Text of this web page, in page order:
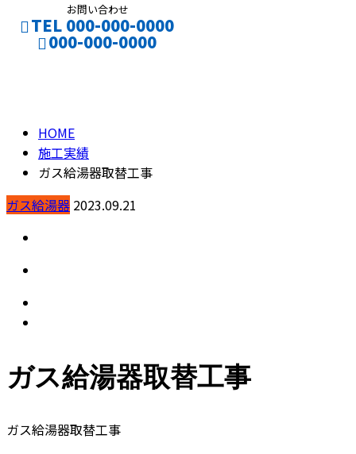
お問い合わせ
TEL 000-000-0000
000-000-0000
HOME
施工実績
ガス給湯器取替工事
ガス給湯器 2023.09.21
ガス給湯器取替工事
ガス給湯器取替工事